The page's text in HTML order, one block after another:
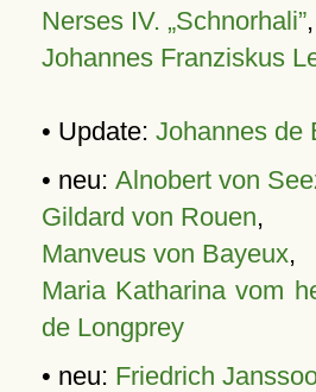
Nerses IV. „Schnorhali”,
Johannes Franziskus
• Update: Johannes de
• neu: Alnobert von
Gildard von Rouen,
Manveus von Bayeux,
Maria Katharina vom
de Longprey
• neu: Friedrich